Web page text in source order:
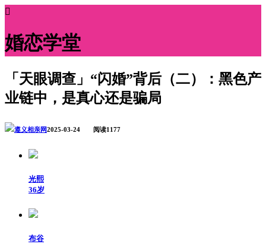

婚恋学堂
「天眼调查」“闪婚”背后（二）：黑色产
业链中，是真心还是骗局
遵义相亲网2025-03-24 阅读1177
光熙
36岁
布谷